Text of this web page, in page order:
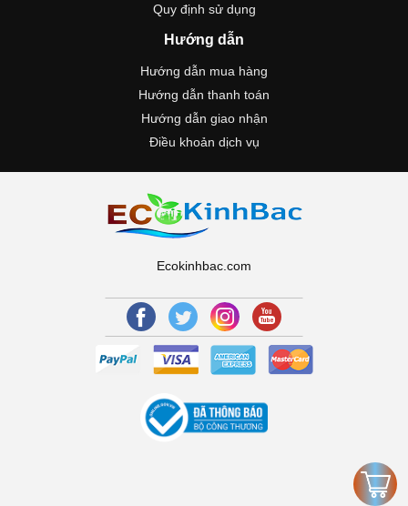
Quy định sử dụng
Hướng dẫn
Hướng dẫn mua hàng
Hướng dẫn thanh toán
Hướng dẫn giao nhận
Điều khoản dịch vụ
Ecokinhbac.com